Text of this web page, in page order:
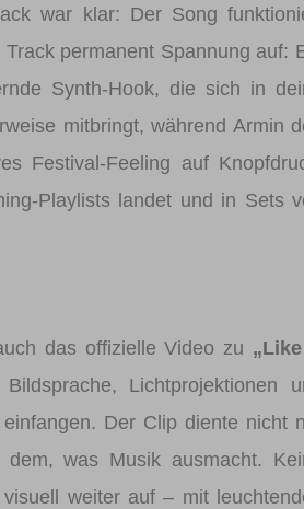
war klar: Der Song
permanent Spannung auf:
Synth-Hook, die sich in
mitbringt, während Armin
Festival-Feeling auf
Playlists landet und in Sets
das offizielle Video zu
Lichtprojektionen
Der Clip diente nicht
was Musik ausmacht.
weiter auf – mit